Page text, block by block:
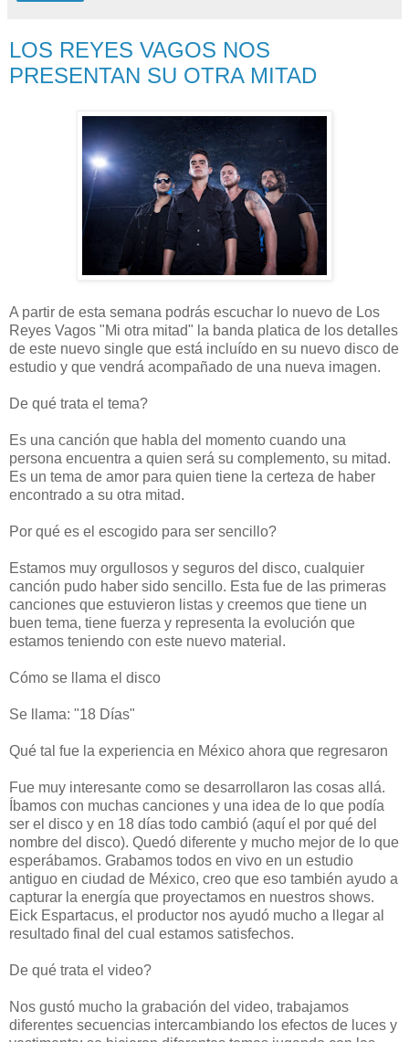
LOS REYES VAGOS NOS
PRESENTAN SU OTRA MITAD
A partir de esta semana podrás escuchar lo nuevo de Los
Reyes Vagos "Mi otra mitad" la banda platica de los detalles
de este nuevo single que está incluído en su nuevo disco de
estudio y que vendrá acompañado de una nueva imagen.
De qué trata el tema?
Es una canción que habla del momento cuando una
persona encuentra a quien será su complemento, su mitad.
Es un tema de amor para quien tiene la certeza de haber
encontrado a su otra mitad.
Por qué es el escogido para ser sencillo?
Estamos muy orgullosos y seguros del disco, cualquier
canción pudo haber sido sencillo. Esta fue de las primeras
canciones que estuvieron listas y creemos que tiene un
buen tema, tiene fuerza y representa la evolución que
estamos teniendo con este nuevo material.
Cómo se llama el disco
Se llama: "18 Días"
Qué tal fue la experiencia en México ahora que regresaron
Fue muy interesante como se desarrollaron las cosas allá.
Íbamos con muchas canciones y una idea de lo que podía
ser el disco y en 18 días todo cambió (aquí el por qué del
nombre del disco). Quedó diferente y mucho mejor de lo que
esperábamos. Grabamos todos en vivo en un estudio
antiguo en ciudad de México, creo que eso también ayudo a
capturar la energía que proyectamos en nuestros shows.
Eick Espartacus, el productor nos ayudó mucho a llegar al
resultado final del cual estamos satisfechos.
De qué trata el video?
Nos gustó mucho la grabación del video, trabajamos
diferentes secuencias intercambiando los efectos de luces y